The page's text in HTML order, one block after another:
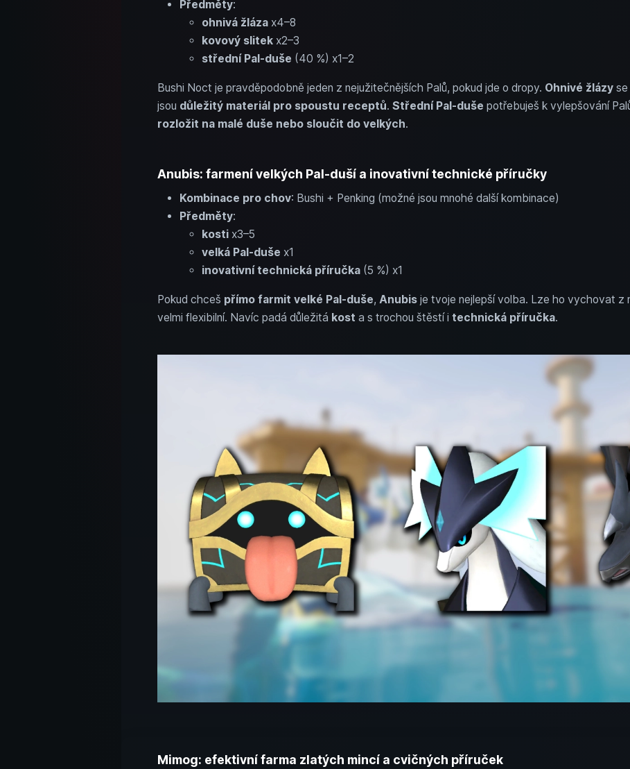
Předměty:
ohnivá žlázax4–8
kovový slitekx2–3
střední Pal-duše (40 %) x1–2
Bushi Noct je pravděpodobně jeden z nejužitečnějších Palů, pokud jde o dropy. Ohnivé žlázyse
jsou důležitý materiál pro spoustu receptů. Střední Pal-duše potřebuješ k vylepšování
rozložit na malé duše nebo sloučit do velkých.
Anubis: farmení velkých Pal-duší a inovativní technické příručky
Kombinace pro chov: Bushi + Penking (možné jsou mnohé další kombinace)
Předměty:
kostix3–5
velká Pal-duše x1
inovativní technická příručka(5 %) x1
Pokud chceš přímo farmit velké Pal-duše, Anubisje tvoje nejlepší volba. Lze ho vychovat z
velmi flexibilní. Navíc padá důležitá kost a s trochou štěstí i technická příručka.
Mimog: efektivní farma zlatých mincí a cvičných příruček